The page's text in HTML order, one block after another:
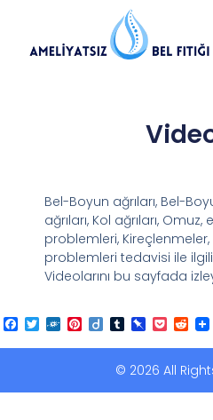
Bel-Boyun ağrıları, Bel-
ağrıları, Kol ağrıları,
problemleri,
problemleri tedavisi ile
Videolarını bu sayfada
Facebook
TwitterFolkdPinterest
DiigoTumblrPinboard
Pocket
© 2026 All